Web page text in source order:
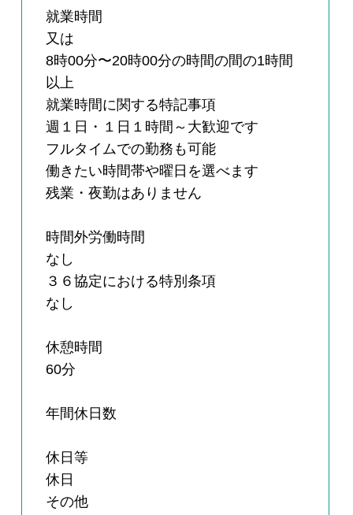
就業時間
又は
8時00分〜20時00分の時間の間の1時間
以上
就業時間に関する特記事項
週１日・１日１時間～大歓迎です
フルタイムでの勤務も可能
働きたい時間帯や曜日を選べます
残業・夜勤はありません
時間外労働時間
なし
３６協定における特別条項
なし
休憩時間
60分
年間休日数
休日等
休日
その他